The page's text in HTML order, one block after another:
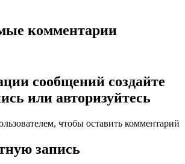
комментарии
сообщений создайте
или авторизуйтесь
чтобы оставить комментарий
запись